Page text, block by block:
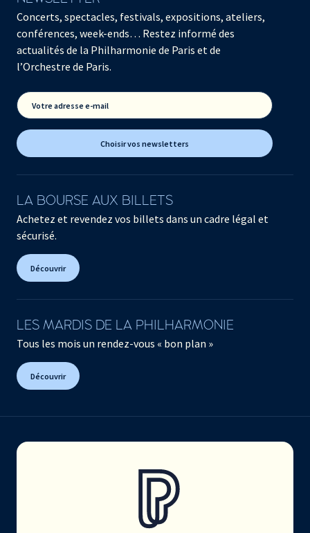
Concerts, spectacles, festivals, expositions, ateliers,
conférences, week-ends… Restez informé des
actualités de la Philharmonie de Paris et de
l’Orchestre de Paris.
Votre adresse e-mail
Choisir vos newsletters
LA BOURSE AUX BILLETS
Achetez et revendez vos billets dans un cadre légal et
sécurisé.
Découvrir
LES MARDIS DE LA PHILHARMONIE
Tous les mois un rendez-vous « bon plan »
Découvrir